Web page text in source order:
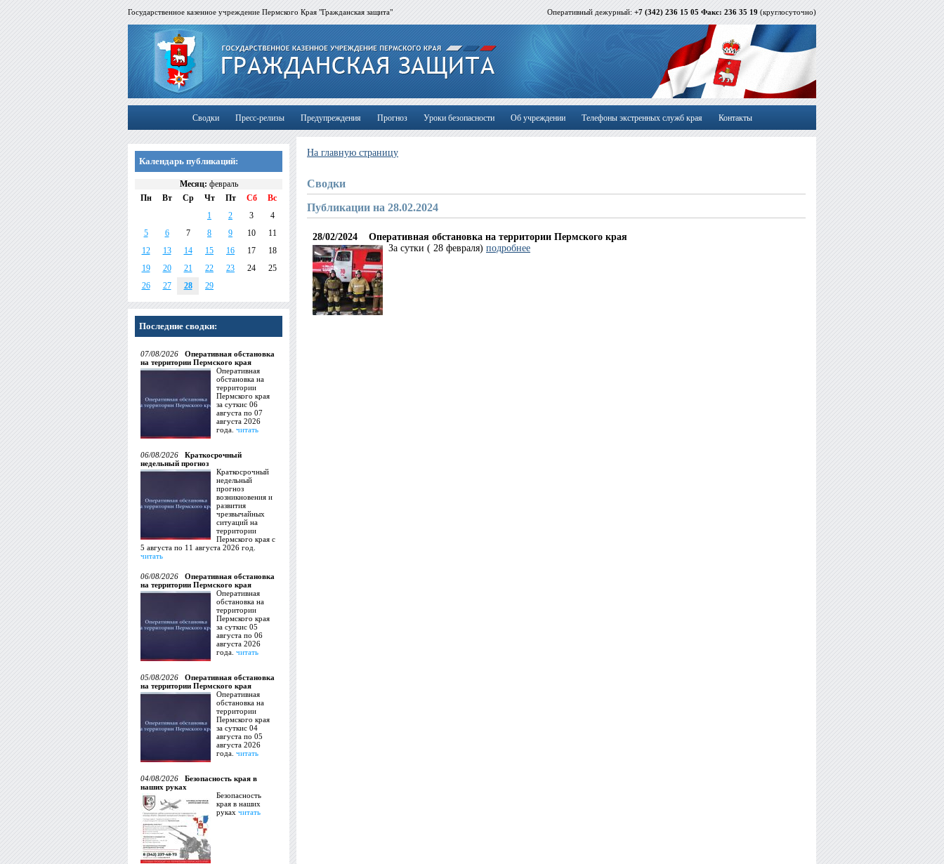
Государственное казенное учреждение Пермского Края "Гражданская защита" Оперативный дежурный: +7 (342) 236 15 05 Факс: 236 35 19 (круглосуточно)
Сводки Пресс-релизы Предупреждения Прогноз Уроки безопасности Об учреждении Телефоны экстренных служб края Контакты
Календарь публикаций:
Месяц: февраль
Пн
Вт Ср Чт Пт Сб
Вс
1
2 3
4
5
6 7 8 9 10
11
12
13 14 15 16 17
18
19
20 21 22 23 24
25
26
27 28 29
Последние сводки:
07/08/2026
Оперативная обстановка
на территории Пермского края
Оперативная
обстановка на
территории
Пермского края
за суткис 06
августа по 07
августа 2026
года. читать
06/08/2026
Краткосрочный
недельный прогноз
Краткосрочный
недельный
прогноз
возникновения и
развития
чрезвычайных
ситуаций на
территории
Пермского края с
5 августа по 11 августа 2026 год.
читать
06/08/2026
Оперативная обстановка
на территории Пермского края
Оперативная
обстановка на
территории
Пермского края
за суткис 05
августа по 06
августа 2026
года. читать
05/08/2026
Оперативная обстановка
на территории Пермского края
Оперативная
обстановка на
территории
Пермского края
за суткис 04
августа по 05
августа 2026
года. читать
04/08/2026
Безопасность края в
наших руках
Безопасность
края в наших
руках читать
На главную страницу
Сводки
Публикации на 28.02.2024
28/02/2024
Оперативная обстановка на территории Пермского края
За сутки ( 28 февраля) подробнее